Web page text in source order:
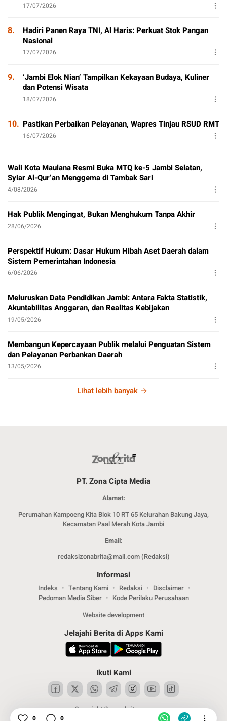
17/07/2026
8.
Hadiri Panen Raya TNI, Al Haris: Perkuat Stok Pangan
Nasional
17/07/2026
9.
‘Jambi Elok Nian’ Tampilkan Kekayaan Budaya, Kuliner
dan Potensi Wisata
18/07/2026
10. Pastikan Perbaikan Pelayanan, Wapres Tinjau RSUD RMT
16/07/2026
Wali Kota Maulana Resmi Buka MTQ ke-5 Jambi Selatan,
Syiar Al-Qur’an Menggema di Tambak Sari
4/08/2026
Hak Publik Mengingat, Bukan Menghukum Tanpa Akhir
28/06/2026
Perspektif Hukum: Dasar Hukum Hibah Aset Daerah dalam
Sistem Pemerintahan Indonesia
6/06/2026
Meluruskan Data Pendidikan Jambi: Antara Fakta Statistik,
Akuntabilitas Anggaran, dan Realitas Kebijakan
19/05/2026
Membangun Kepercayaan Publik melalui Penguatan Sistem
dan Pelayanan Perbankan Daerah
13/05/2026
Lihat lebih banyak
PT. Zona Cipta Media
Alamat:
Perumahan Kampoeng Kita Blok 10 RT 65 Kelurahan Bakung Jaya,
Kecamatan Paal Merah Kota Jambi
Email:
redaksizonabrita@mail.com (Redaksi)
Informasi
Indeks Tentang Kami Redaksi
Disclaimer
Pedoman Media Siber
Kode Perilaku Perusahaan
Website development
Jelajahi Berita di Apps Kami
Ikuti Kami
Copyright © zonabrita.com
0 0